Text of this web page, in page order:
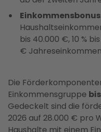
bis 40.000 €, 10 %
€
Die
Einkommensgruppe
Gedeckelt sind die
2026 auf 28.000 € pro